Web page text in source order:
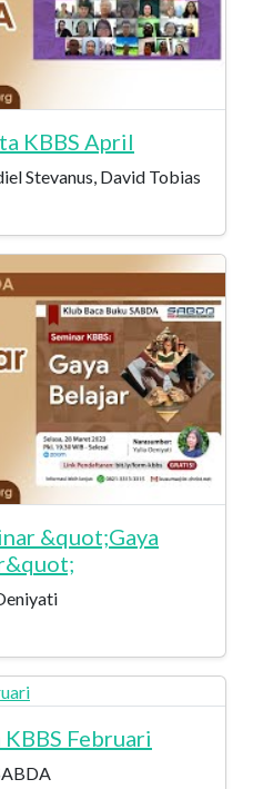
KBBS April
Stevanus, David Tobias
&quot;Gaya
Februari